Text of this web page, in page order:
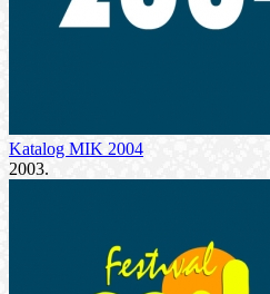
Katalog MIK 2004
2003.